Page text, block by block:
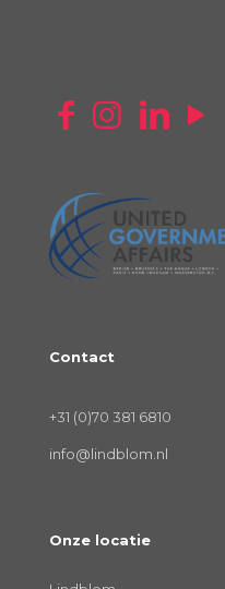
Contact
+31 (0)70 381 6810
info@lindblom.nl
Onze locatie